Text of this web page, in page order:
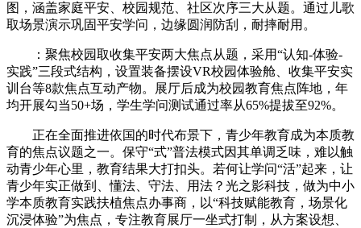
图，涵盖家庭平安、校园规范、社区次序三大从题。通过儿歌
取场景演示巩固平安学问，边缘圆润防刮，耐摔耐用。
：聚焦校园取收集平安两大焦点从题，采用“认知-体验-
实践”三段式结构，设置装备摆设VR校园体验舱、收集平安实
训台等8款焦点互动产物。展厅后成为校园教育焦点阵地，年
均开展勾当50+场，学生学问测试通过率从65%提拔至92%。
正在全面推进依国的时代布景下，青少年教育成为本质教
育的焦点议题之一。保守“式”普法模式因其单调乏味，难以触
动青少年心里，教育结果大打扣头。若何让学问“活”起来，让
青少年实正做到、懂法、守法、用法？光之影科技，做为中小
学本质教育实践扶植焦点办事商，以“科技赋能教育，场景化
沉浸体验”为焦点，专注教育展厅一坐式打制，从方案设想、